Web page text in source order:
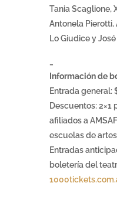
Tania Scaglione,
Antonela Pierotti,
Lo Giudice y José
Información de
Entrada general:
Descuentos: 2×1
afiliados a
escuelas de
Entradas
boletería del